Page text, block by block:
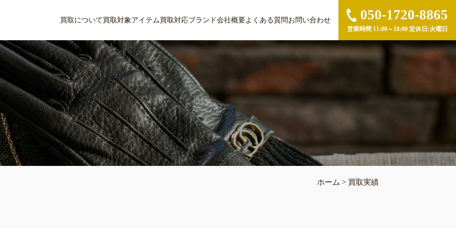
買取について買取対象アイテム買取対応ブランド会社概要よくある質問 お問い合わせ 050-1720-8865
営業時間 11:00～18:00 定休日:火曜日
ホーム > 買取実績